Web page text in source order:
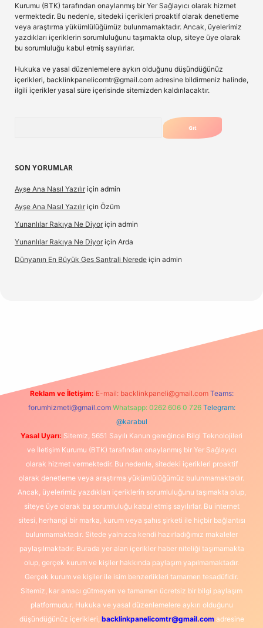
Kurumu (BTK) tarafından onaylanmış bir Yer Sağlayıcı olarak hizmet
vermektedir. Bu nedenle, sitedeki içerikleri proaktif olarak denetleme
veya araştırma yükümlülüğümüz bulunmamaktadır. Ancak, üyelerimiz
yazdıkları içeriklerin sorumluluğunu taşımakta olup, siteye üye olarak
bu sorumluluğu kabul etmiş sayılırlar.
Hukuka ve yasal düzenlemelere aykırı olduğunu düşündüğünüz
içerikleri, backlinkpanelicomtr@gmail.com adresine bildirmeniz halinde,
ilgili içerikler yasal süre içerisinde sitemizden kaldırılacaktır.
SON YORUMLAR
Ayşe Ana Nasıl Yazılır için admin
Ayşe Ana Nasıl Yazılır için Özüm
Yunanlılar Rakıya Ne Diyor için admin
Yunanlılar Rakıya Ne Diyor için Arda
Dünyanın En Büyük Ges Santrali Nerede için admin
Reklam ve İletişim: E-mail: backlinkpaneli@gmail.com Teams:
forumhizmeti@gmail.com Whatsapp: 0262 606 0 726 Telegram:
@karabul
Yasal Uyarı: Sitemiz, 5651 Sayılı Kanun gereğince Bilgi Teknolojileri
ve İletişim Kurumu (BTK) tarafından onaylanmış bir Yer Sağlayıcı
olarak hizmet vermektedir. Bu nedenle, sitedeki içerikleri proaktif
olarak denetleme veya araştırma yükümlülüğümüz bulunmamaktadır.
Ancak, üyelerimiz yazdıkları içeriklerin sorumluluğunu taşımakta olup,
siteye üye olarak bu sorumluluğu kabul etmiş sayılırlar. Bu internet
sitesi, herhangi bir marka, kurum veya şahıs şirketi ile hiçbir bağlantısı
bulunmamaktadır. Sitede yalnızca kendi hazırladığımız makaleler
paylaşılmaktadır. Burada yer alan içerikler haber niteliği taşımamakta
olup, gerçek kurum ve kişiler hakkında paylaşım yapılmamaktadır.
Gerçek kurum ve kişiler ile isim benzerlikleri tamamen tesadüfidir.
Sitemiz, kar amacı gütmeyen ve tamamen ücretsiz bir bilgi paylaşım
platformudur. Hukuka ve yasal düzenlemelere aykırı olduğunu
düşündüğünüz içerikleri, backlinkpanelicomtr@gmail.comadresine